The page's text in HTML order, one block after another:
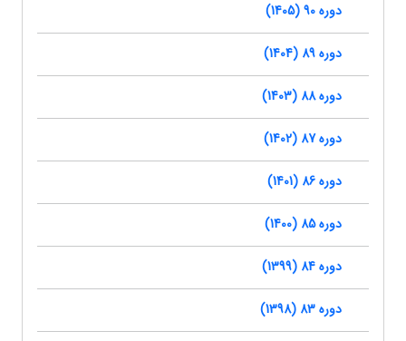
دوره 90 (1405)
دوره 89 (1404)
دوره 88 (1403)
دوره 87 (1402)
دوره 86 (1401)
دوره 85 (1400)
دوره 84 (1399)
دوره 83 (1398)